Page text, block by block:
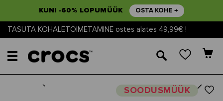
KUNI -60% LOPUMÜÜK OSTA KOHE →
TASUTA KOHALETOIMETAMINE ostes alates 49,99€ !
🔎
SOODUSMÜÜKNext